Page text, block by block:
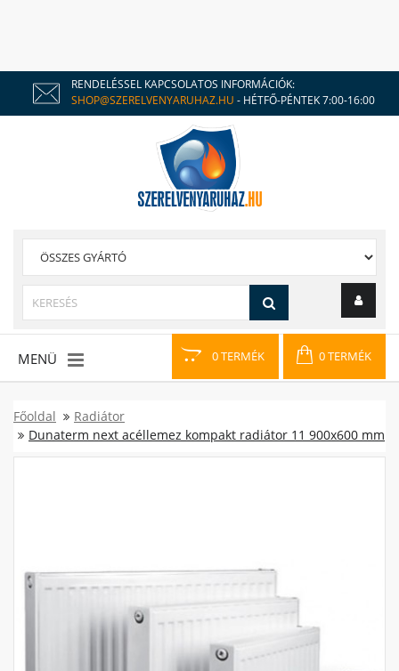
RENDELÉSSEL KAPCSOLATOS INFORMÁCIÓK:
SHOP@SZERELVENYARUHAZ.HU - HÉTFŐ-PÉNTEK 7:00-16:00
0 TERMÉK 0 TERMÉK
MENÜ
Főoldal
Radiátor
Dunaterm next acéllemez kompakt radiátor 11 900x600 mm